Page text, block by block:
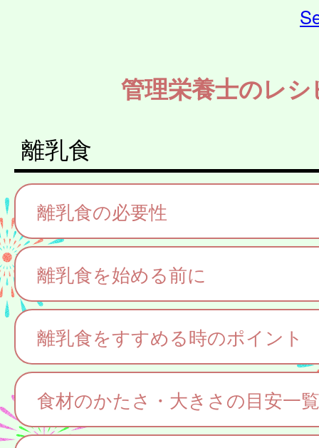
管理栄養士のレシ
離乳食
離乳食の必要性
離乳食を始める前に
離乳食をすすめる時のポイント
食材のかたさ・大きさの目安一